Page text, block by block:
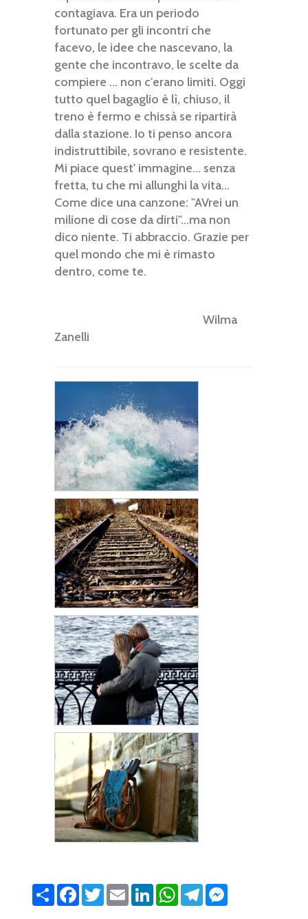
contagiava. Era un periodo
fortunato per gli incontri che
facevo, le idee che nascevano, la
gente che incontravo, le scelte da
compiere ... non c'erano limiti. Oggi
tutto quel bagaglio è lì, chiuso, il
treno è fermo e chissà se ripartirà
dalla stazione. Io ti penso ancora
indistruttibile, sovrano e resistente.
Mi piace quest' immagine... senza
fretta, tu che mi allunghi la vita...
Come dice una canzone: "AVrei un
milione di cose da dirti"...ma non
dico niente. Ti abbraccio. Grazie per
quel mondo che mi è rimasto
dentro, come te.
Wilma
Zanelli
Share Facebook
TwitterEmail LinkedInWhatsApp
Telegram